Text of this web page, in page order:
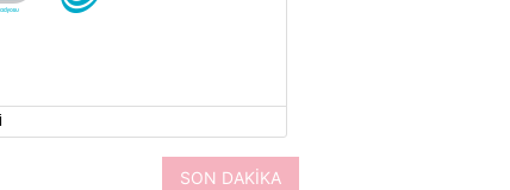
SON DAKİKA